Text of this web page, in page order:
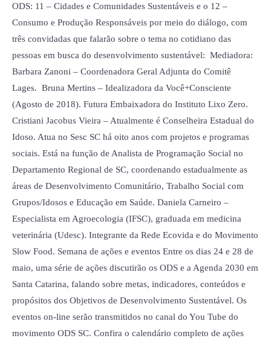
ODS: 11 – Cidades e Comunidades Sustentáveis e o 12 –
Consumo e Produção Responsáveis por meio do diálogo, com
três convidadas que falarão sobre o tema no cotidiano das
pessoas em busca do desenvolvimento sustentável: Mediadora:
Barbara Zanoni – Coordenadora Geral Adjunta do Comitê
Lages. Bruna Mertins – Idealizadora da Você+Consciente
(Agosto de 2018). Futura Embaixadora do Instituto Lixo Zero.
Cristiani Jacobus Vieira – Atualmente é Conselheira Estadual do
Idoso. Atua no Sesc SC há oito anos com projetos e programas
sociais. Está na função de Analista de Programação Social no
Departamento Regional de SC, coordenando estadualmente as
áreas de Desenvolvimento Comunitário, Trabalho Social com
Grupos/Idosos e Educação em Saúde. Daniela Carneiro –
Especialista em Agroecologia (IFSC), graduada em medicina
veterinária (Udesc). Integrante da Rede Ecovida e do Movimento
Slow Food. Semana de ações e eventos Entre os dias 24 e 28 de
maio, uma série de ações discutirão os ODS e a Agenda 2030 em
Santa Catarina, falando sobre metas, indicadores, conteúdos e
propósitos dos Objetivos de Desenvolvimento Sustentável. Os
eventos on-line serão transmitidos no canal do You Tube do
movimento ODS SC. Confira o calendário completo de ações